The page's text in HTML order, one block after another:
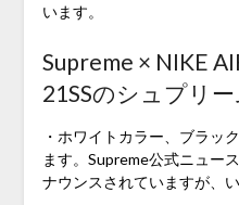
います。
Supreme × NIKE
21SSのシュプリ
・ホワイトカラー、ブラッ
ます。Supreme公式ニュー
ナウンスされていますが、